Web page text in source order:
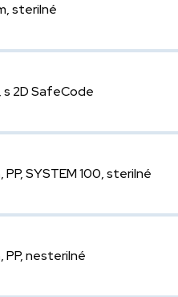
sterilné
s 2D SafeCode
SYSTEM 100, sterilné
PP, nesterilné